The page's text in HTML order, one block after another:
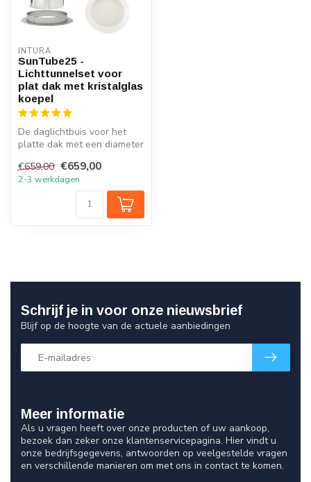
INTURA
SunTube25 -
Lichttunnelset voor
plat dak met kristalglas
koepel
De daglichtbuis voor het
platte dak met een diameter
kris...
€659,00 €659,00
2-3 werkdagen
Meer informatie
Als u vragen heeft over onze producten of uw aankoop,
bezoek dan zeker onze klantenservicepagina. Hier vindt u
onze bedrijfsgegevens, antwoorden op veelgestelde vragen
en verschillende manieren om met ons in contact te komen.
Schrijf je in voor onze nieuwsbrief
Blijf op de hoogte van de actuele aanbiedingen